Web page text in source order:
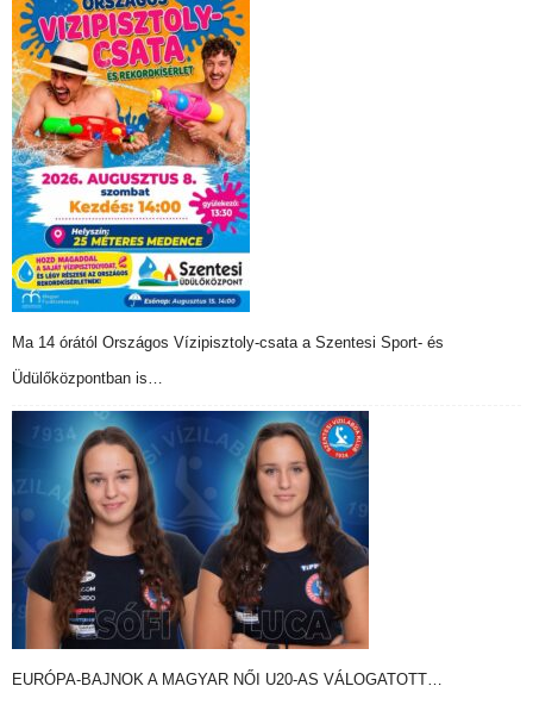
Ma 14 órától Országos Vízipisztoly-csata a Szentesi Sport- és
Üdülőközpontban is…
EURÓPA-BAJNOK A MAGYAR NŐI U20-AS VÁLOGATOTT…